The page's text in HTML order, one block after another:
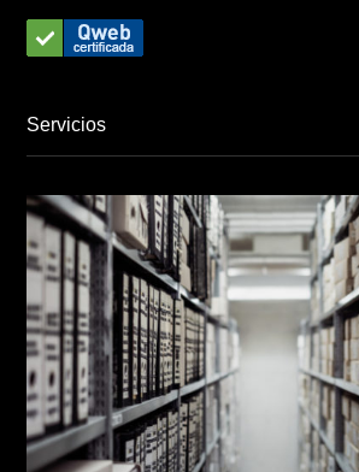
Servicios